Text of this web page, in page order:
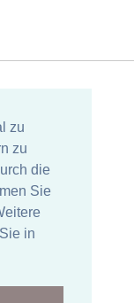
zu
zu
die
Sie
in